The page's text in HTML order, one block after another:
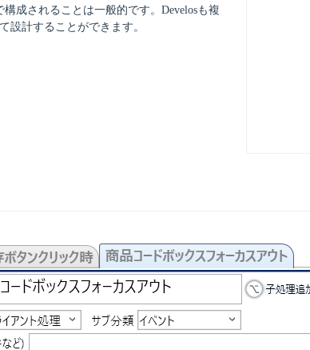
成されることは一般的です。Develosも複
設計することができます。